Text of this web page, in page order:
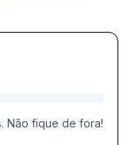
Não fique de fora!